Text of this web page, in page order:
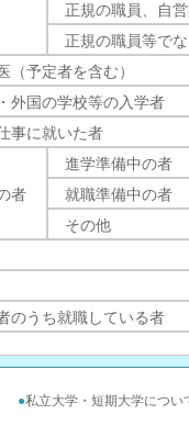
正規の職員、自
正規の職員等で
（予定者を含む）
外国の学校等の入学者
事に就いた者
者
進学準備中の者
就職準備中の者
その他
のうち就職している者
●私立大学・短期大学につい